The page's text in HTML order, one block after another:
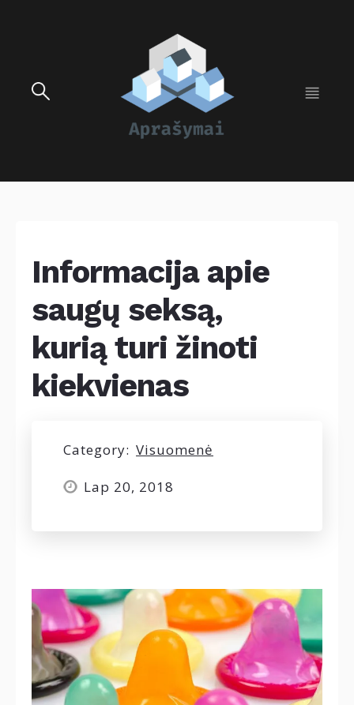
Informacija apie
saugų seksą,
kurią turi žinoti
kiekvienas
Category: Visuomenė
Lap 20, 2018